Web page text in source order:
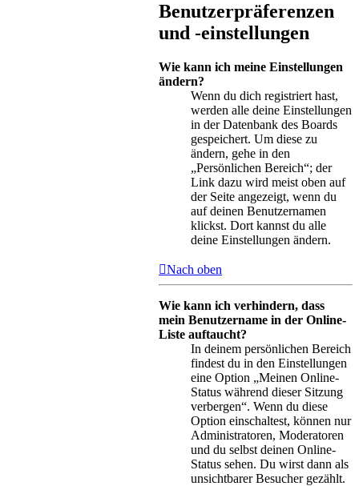
Benutzerpräferenzen
und -einstellungen
Wie kann ich meine Einstellungen
ändern?
Wenn du dich registriert hast,
werden alle deine Einstellungen
in der Datenbank des Boards
gespeichert. Um diese zu
ändern, gehe in den
„Persönlichen Bereich“; der
Link dazu wird meist oben auf
der Seite angezeigt, wenn du
auf deinen Benutzernamen
klickst. Dort kannst du alle
deine Einstellungen ändern.
Nach oben
Wie kann ich verhindern, dass
mein Benutzername in der Online-
Liste auftaucht?
In deinem persönlichen Bereich
findest du in den Einstellungen
eine Option „Meinen Online-
Status während dieser Sitzung
verbergen“. Wenn du diese
Option einschaltest, können nur
Administratoren, Moderatoren
und du selbst deinen Online-
Status sehen. Du wirst dann als
unsichtbarer Besucher gezählt.